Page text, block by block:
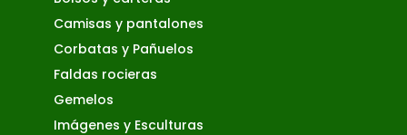
Camisas y pantalones
Corbatas y Pañuelos
Faldas rocieras
Gemelos
Imágenes y Esculturas